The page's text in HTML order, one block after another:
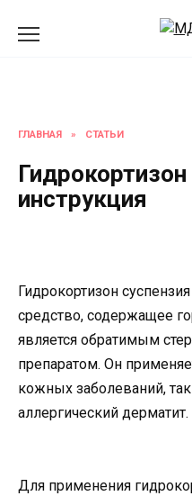
ГЛАВНАЯ » СТАТЬИ
инструкция
Гидрокортизон
средство, содержащее
является обратимым
препаратом. Он
кожных заболеваний,
аллергический дерматит.
Для применения